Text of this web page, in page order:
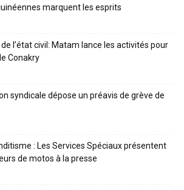
marquent les esprits
l’état civil: Matam lance les activités pour
Conakry
syndicale dépose un préavis de grève de
: Les Services Spéciaux présentent
de motos à la presse